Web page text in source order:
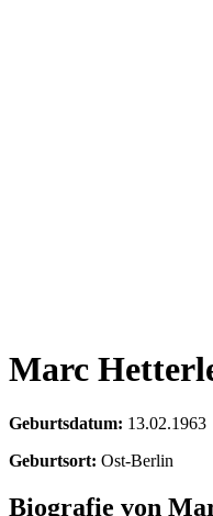
Marc
Geburtsdatum: 13.02.1963
Geburtsort: Ost-Berlin
Biografie von